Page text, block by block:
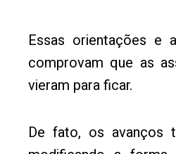
Essas orientações e
comprovam que as
vieram para ficar.
De fato, os avanços